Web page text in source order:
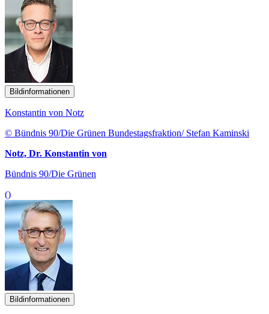
Bildinformationen
Konstantin von Notz
© Bündnis 90/Die Grünen Bundestagsfraktion/ Stefan Kaminski
Notz, Dr. Konstantin von
Bündnis 90/Die Grünen
()
Bildinformationen